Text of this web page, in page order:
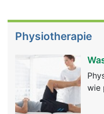
Physiotherapie
wie